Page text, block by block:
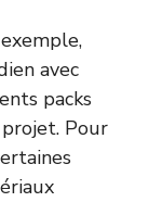
avec
packs
Pour